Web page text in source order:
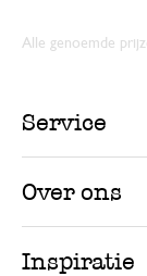
Alle genoemde
Service
Over ons
Inspiratie